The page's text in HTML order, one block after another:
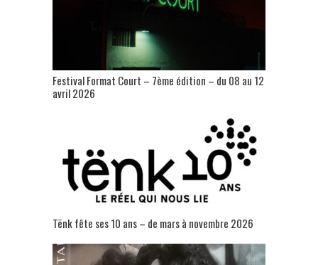
Festival Format Court – 7ème édition – du 08 au 12
avril 2026
Tënk fête ses 10 ans – de mars à novembre 2026